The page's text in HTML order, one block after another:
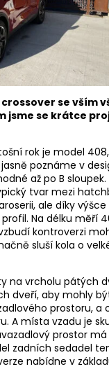
se vším
jsme se krátce
rok je model
poznáme v
až po B
tvar mezi
ale díky
Na délku měří
kontroverzi
sluší kola o
na vrcholu pátých
dveří, aby mohly
prostoru, a
A místa vzadu je
prostor má
zadních sedadel
nabídne v